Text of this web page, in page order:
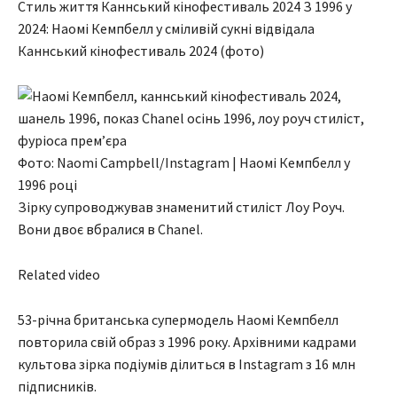
Стиль життя Каннський кінофестиваль 2024 З 1996 у
2024: Наомі Кемпбелл у сміливій сукні відвідала
Каннський кінофестиваль 2024 (фото)
Фото: Naomi Campbell/Instagram | Наомі Кемпбелл у
1996 році
Зірку супроводжував знаменитий стиліст Лоу Роуч.
Вони двоє вбралися в Chanel.
Related video
53-річна британська супермодель Наомі Кемпбелл
повторила свій образ з 1996 року. Архівними кадрами
культова зірка подіумів ділиться в Instagram з 16 млн
підписників.